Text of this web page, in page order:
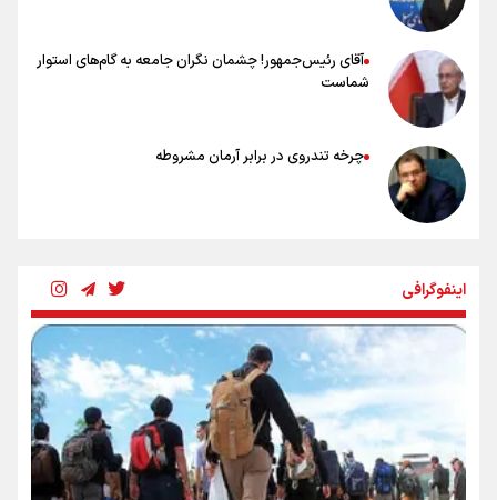
آقای رئیس‌جمهور! چشمان نگران جامعه به گام‌های استوار
شماست
چرخه تندروی در برابر آرمان مشروطه
«هورامان»؛ میراثی که جهان را شیفته کرد
شکستگیِ بزرگ؛ روایتِ یک استخوان، یک نسل، یک توهم!
اینفوگرافی